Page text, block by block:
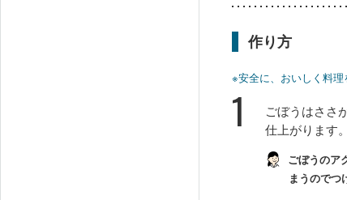
作り方
※安全に、おいしく料
1
ごぼうはささ
仕上がります。
ごぼうのア
まうのでつ